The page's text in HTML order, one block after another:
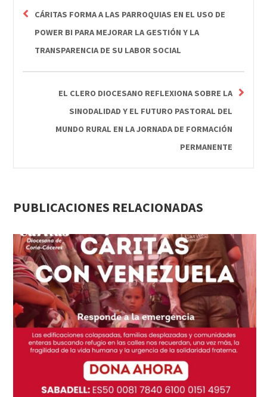
CÁRITAS FORMA A LAS PARROQUIAS EN EL USO DE
POWER BI PARA MEJORAR LA GESTIÓN Y LA
TRANSPARENCIA DE SU LABOR SOCIAL
EL CLERO DIOCESANO REFLEXIONA SOBRE LA
SINODALIDAD Y EL FUTURO PASTORAL DEL
MUNDO RURAL EN LA JORNADA DE FORMACIÓN
PERMANENTE
PUBLICACIONES RELACIONADAS